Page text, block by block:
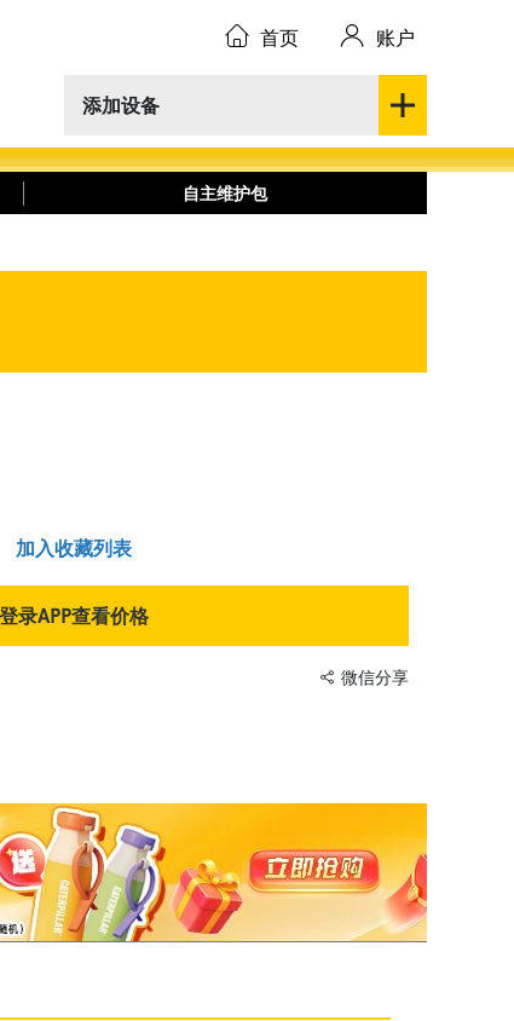
添加设备
首页 账户
自主维护包
加入收藏列表
登录APP查看价格
微信分享